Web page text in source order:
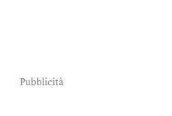
Pubblicità